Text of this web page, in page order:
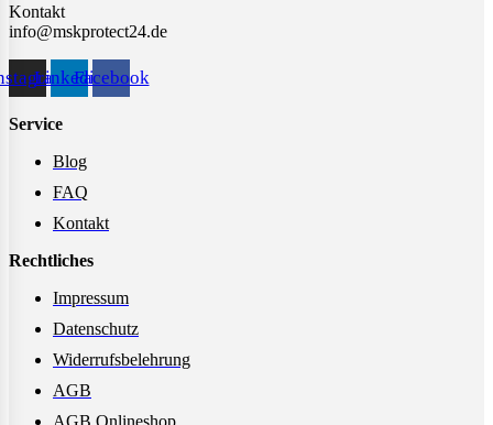
Kontakt
info@mskprotect24.de
LinkedinFacebook
Service
Blog
FAQ
Kontakt
Rechtliches
Impressum
Datenschutz
Widerrufsbelehrung
AGB
AGB Onlineshop